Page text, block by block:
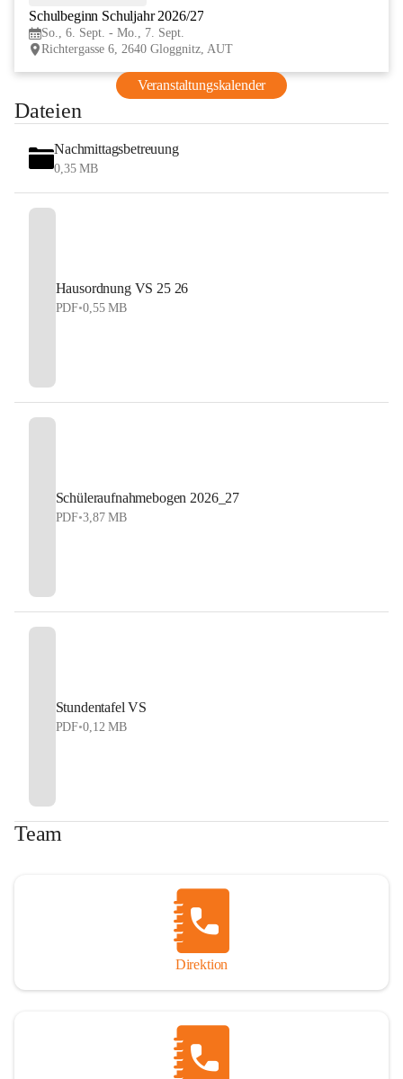
Schulbeginn Schuljahr 2026/27
So., 6. Sept. - Mo., 7. Sept.
Richtergasse 6, 2640 Gloggnitz, AUT
Veranstaltungskalender
Dateien
Nachmittagsbetreuung
0,35 MB
Hausordnung VS 25 26
PDF•0,55 MB
Schüleraufnahmebogen 2026_27
PDF•3,87 MB
Stundentafel VS
PDF•0,12 MB
Team
Direktion